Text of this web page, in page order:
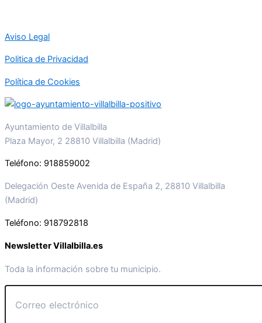
Aviso Legal
Politica de Privacidad
Política de Cookies
Ayuntamiento de Villalbilla
Plaza Mayor, 2 28810 Villalbilla (Madrid)
Teléfono: 918859002
Delegación Oeste Avenida de España 2, 28810 Villalbilla
(Madrid)
Teléfono: 918792818
Newsletter Villalbilla.es
Toda la información sobre tu municipio.